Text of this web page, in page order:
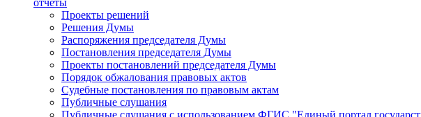
отчеты
Проекты решений
Решения Думы
Распоряжения председателя Думы
Постановления председателя Думы
Проекты постановлений председателя Думы
Порядок обжалования правовых актов
Судебные постановления по правовым актам
Публичные слушания
Публичные слушания с использованием ФГИС "Единый портал